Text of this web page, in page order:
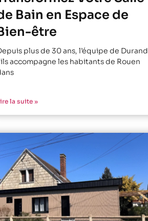
Bain en Espace de
être
plus de 30 ans, l’équipe de Durand
accompagne les habitants de Rouen
la suite »